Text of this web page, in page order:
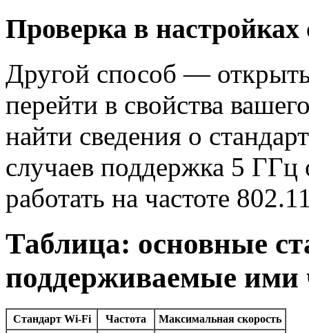
Проверка в настройках
Другой способ —
перейти в свойства
найти сведения о
случаев поддержка 5 ГГц
работать на частоте
Таблица: основные
поддерживаемые ими
Стандарт Wi-Fi Частота
Максимальная скорость